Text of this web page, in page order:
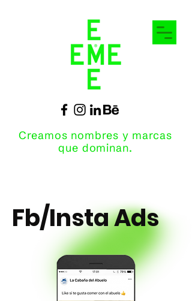
Creamos nombres y marcas
que dominan.
Fb/Insta Ads